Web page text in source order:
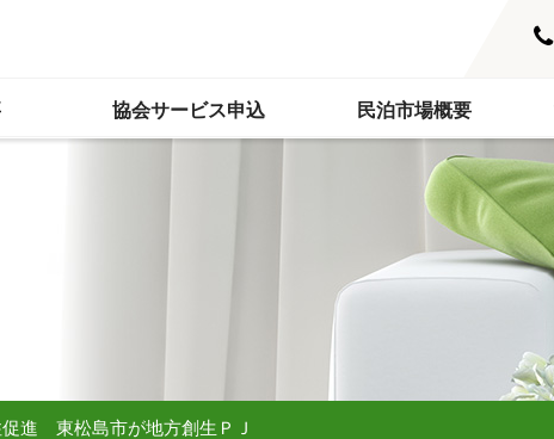
協会サービス申込 民泊市場概要
進 東松島市が地方創生ＰＪ